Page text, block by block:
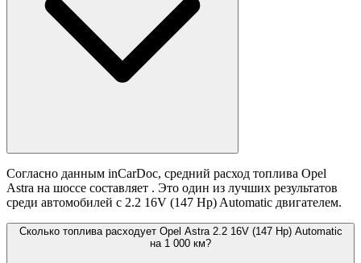
Согласно данным inCarDoc, средний расход топлива Opel
Astra на шоссе составляет . Это один из лучших результатов
среди автомобилей с 2.2 16V (147 Hp) Automatic двигателем.
Сколько топлива расходует Opel Astra 2.2 16V (147 Hp) Automatic
на 1 000 км?